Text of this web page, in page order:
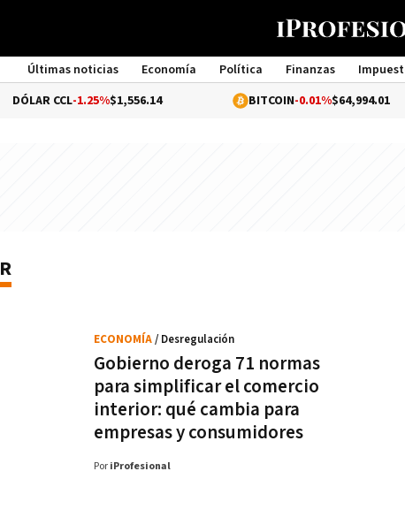
Últimas noticias Economía Política Finanzas
Management
DÓLAR CCL-1.25%$1,556.14 BITCOIN-0.01%$64,994.01
Gobierno deroga 71 normas
para simplificar el comercio
interior: qué cambia para
empresas y consumidores
ECONOMÍA/ Desregulación
Por iProfesional